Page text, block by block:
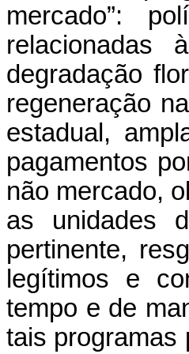
mercado”:
relacionadas
degradação
regeneração
estadual,
pagamentos
não mercado,
as unidades
pertinente,
legítimos e
tempo e de
tais programas